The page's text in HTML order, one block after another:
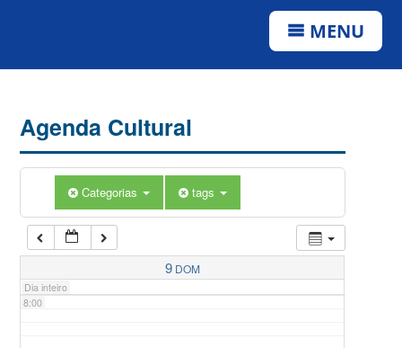
MENU
Agenda Cultural
Categorias tags
9 DOM
Dia inteiro
5:00
7:00
8:00